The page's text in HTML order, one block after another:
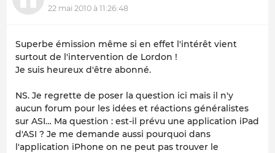
22 mai 2010 à 11:26:48
Superbe émission même si en effet l'intérêt vient
surtout de l'intervention de Lordon !
Je suis heureux d'être abonné.
NS. Je regrette de poser la question ici mais il n'y
aucun forum pour les idées et réactions généralistes
sur ASI… Ma question : est-il prévu une application iPad
d'ASI ? Je me demande aussi pourquoi dans
l'application iPhone on ne peut pas trouver le